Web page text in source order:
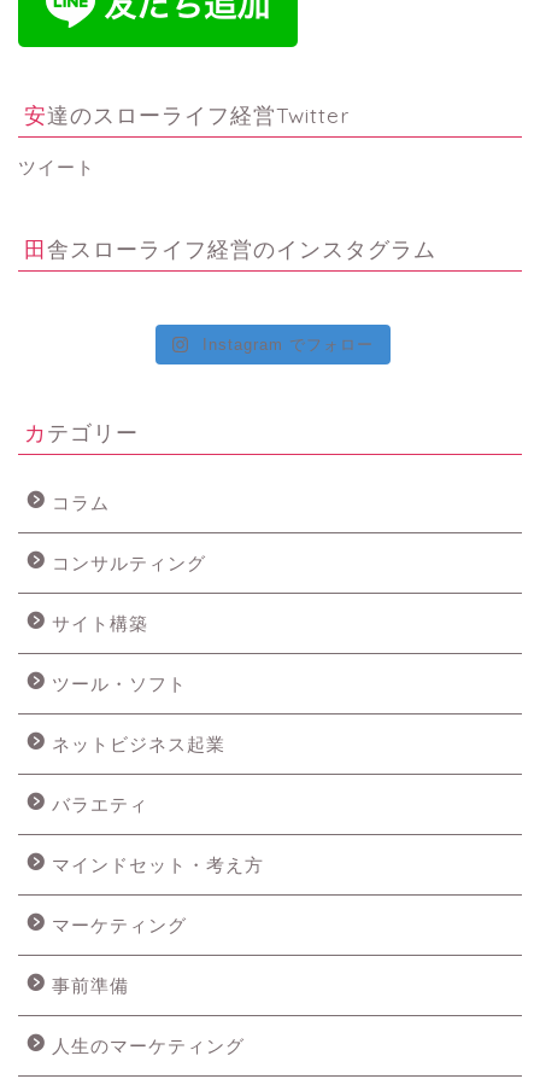
安達のスローライフ経営Twitter
ツイート
田舎スローライフ経営のインスタグラム
Instagram でフォロー
カテゴリー
コラム
コンサルティング
サイト構築
ツール・ソフト
ネットビジネス起業
バラエティ
マインドセット・考え方
マーケティング
事前準備
人生のマーケティング